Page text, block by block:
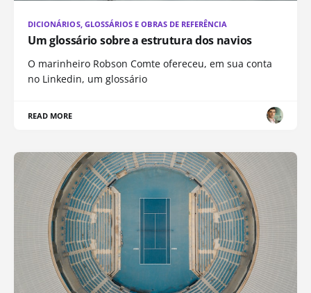
DICIONÁRIOS, GLOSSÁRIOS E OBRAS DE REFERÊNCIA
Um glossário sobre a estrutura dos navios
O marinheiro Robson Comte ofereceu, em sua conta
no Linkedin, um glossário
READ MORE